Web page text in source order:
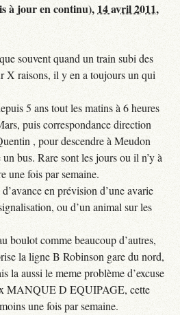
à jour en continu), 14 avril 2011,
souvent quand un train subi des
X raisons, il y en a toujours un qui
5 ans tout les matins à 6 heures
puis correspondance direction
, pour descendre à Meudon
bus. Rare sont les jours ou il n’y à
une fois par semaine.
en prévision d’une avarie
ou d’un animal sur les
boulot comme beaucoup d’autres,
la ligne B Robinson gare du nord,
la aussi le meme problème d’excuse
MANQUE D EQUIPAGE, cette
une fois par semaine.